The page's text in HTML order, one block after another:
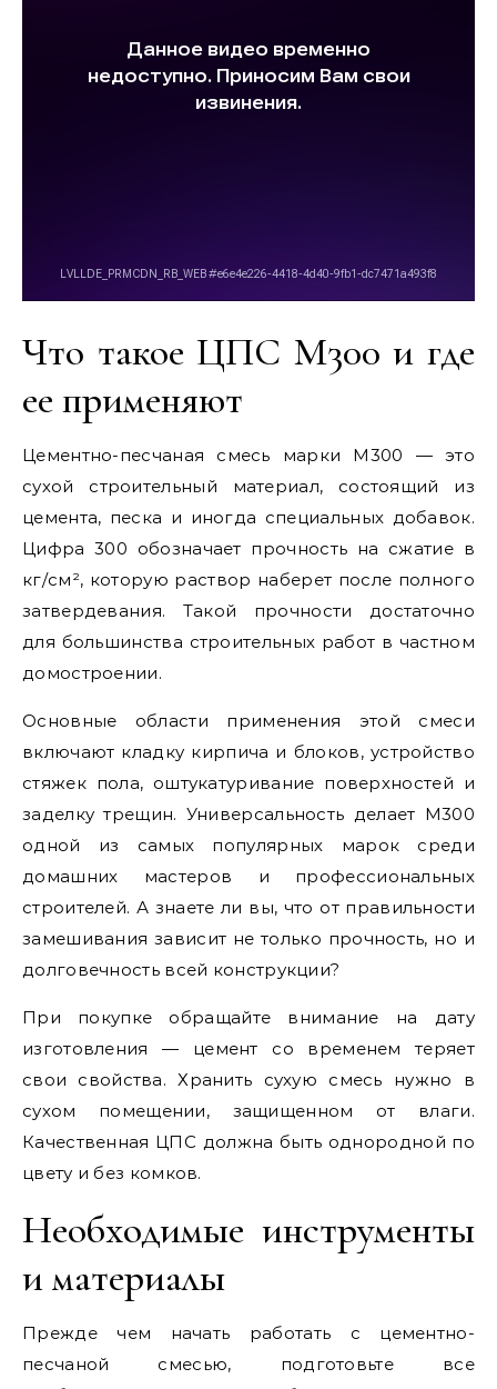
Что такое ЦПС М300 и где
ее применяют
Цементно-песчаная смесь марки М300 — это
сухой строительный материал, состоящий из
цемента, песка и иногда специальных добавок.
Цифра 300 обозначает прочность на сжатие в
кг/см², которую раствор наберет после полного
затвердевания. Такой прочности достаточно
для большинства строительных работ в частном
домостроении.
Основные области применения этой смеси
включают кладку кирпича и блоков, устройство
стяжек пола, оштукатуривание поверхностей и
заделку трещин. Универсальность делает М300
одной из самых популярных марок среди
домашних мастеров и профессиональных
строителей. А знаете ли вы, что от правильности
замешивания зависит не только прочность, но и
долговечность всей конструкции?
При покупке обращайте внимание на дату
изготовления — цемент со временем теряет
свои свойства. Хранить сухую смесь нужно в
сухом помещении, защищенном от влаги.
Качественная ЦПС должна быть однородной по
цвету и без комков.
Необходимые инструменты
и материалы
Прежде чем начать работать с цементно-
песчаной смесью, подготовьте все